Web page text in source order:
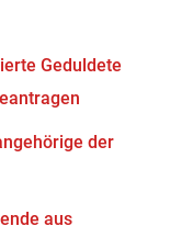
Geduldete
der
aus